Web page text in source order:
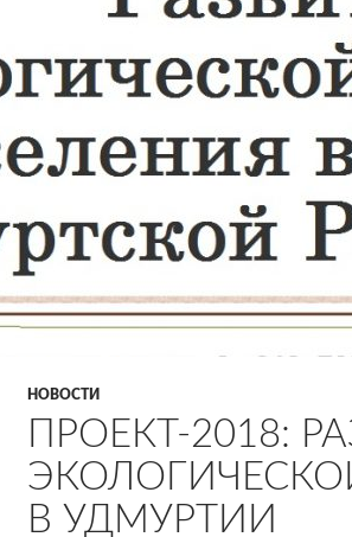
НОВОСТИ
ПРОЕКТ-2018:
В УДМУРТИИ